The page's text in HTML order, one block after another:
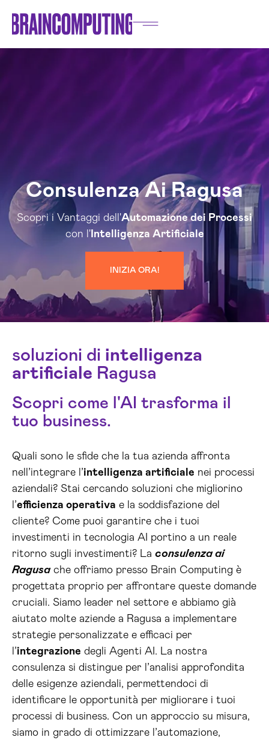
Consulenza Ai Ragusa
Scopri i Vantaggi dell'Automazione dei Processi
con l'Intelligenza Artificiale
INIZIA ORA!
soluzioni di intelligenza
artificiale Ragusa
Scopri come l'AI trasforma il
tuo business.
Quali sono le sfide che la tua azienda affronta
nell’integrare l’intelligenza artificiale nei processi
aziendali? Stai cercando soluzioni che migliorino
l’efficienza operativa e la soddisfazione del
cliente? Come puoi garantire che i tuoi
investimenti in tecnologia AI portino a un reale
ritorno sugli investimenti? La consulenza ai
Ragusache offriamo presso Brain Computing è
progettata proprio per affrontare queste domande
cruciali. Siamo leader nel settore e abbiamo già
aiutato molte aziende a Ragusa a implementare
strategie personalizzate e efficaci per
l’integrazione degli Agenti AI. La nostra
consulenza si distingue per l’analisi approfondita
delle esigenze aziendali, permettendoci di
identificare le opportunità per migliorare i tuoi
processi di business. Con un approccio su misura,
siamo in grado di ottimizzare l’automazione,